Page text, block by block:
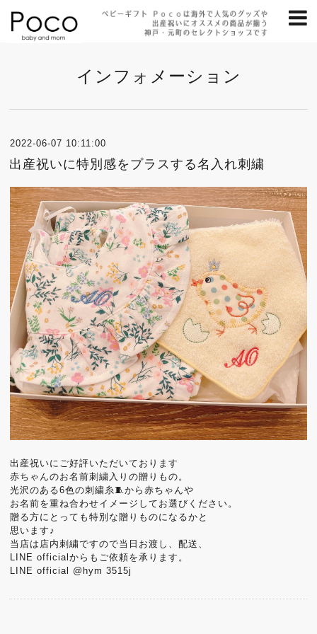
インフォメーション
2022-06-07 10:11:00
出産祝いに特別感をプラスする名入れ刺繍
出産祝いにご好評いただいております
赤ちゃんのお名前刺繍入りの贈りもの。
光沢のある6色の刺繍糸🧵から赤ちゃんや
お名前を重ね合わせイメージしてお選びください。
贈る方にとっても特別な贈りものになるかと
思います♪
当店は店内刺繍ですので当日お渡し、配送、
LINE officialからもご依頼を承ります。
LINE official @hym 3515j